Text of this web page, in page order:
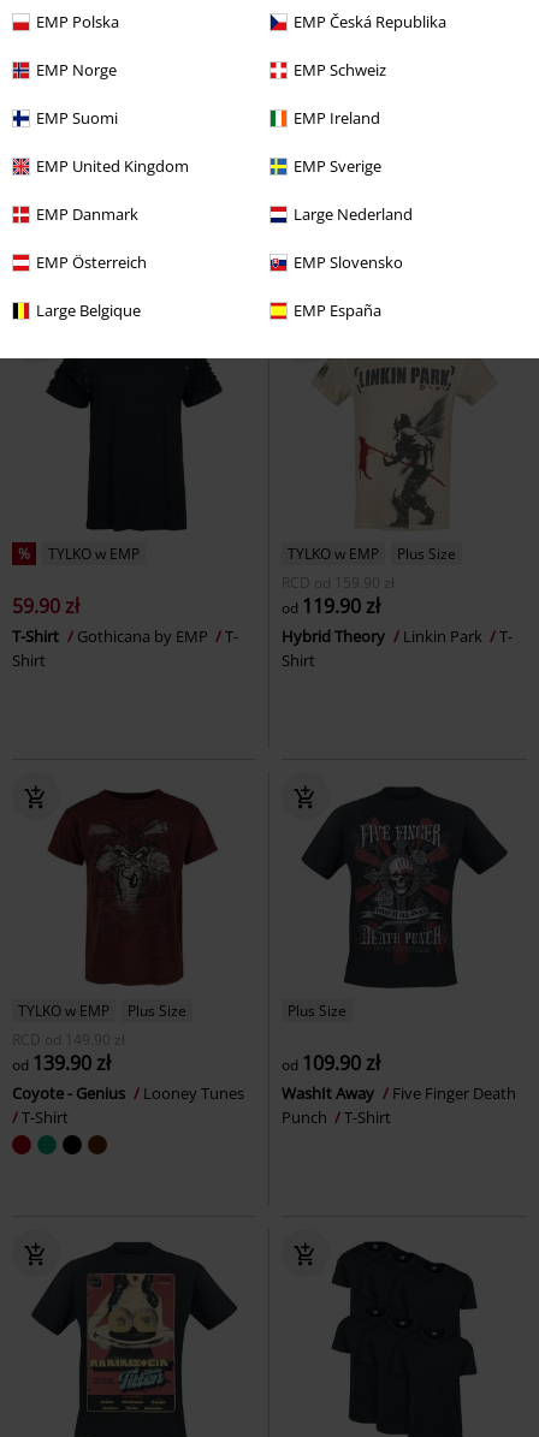
EMP Polska EMP Česká Republika
EMP Norge EMP Schweiz
EMP Suomi EMP Ireland
EMP United Kingdom EMP Sverige
EMP Danmark Large Nederland
EMP Österreich EMP Slovensko
Large Belgique EMP España
RCD 139.90 zł
T-shirt with Dream Catcher Print
Gothicana by EMP
Volume Logo
Shirt
% TYLKO w EMP
59.90 zł
T-Shirt Gothicana by EMP
T-
Shirt
TYLKO w EMP
Plus Size
RCD
od 159.90 zł
od 119.90 zł
Hybrid Theory Linkin Park
T-
Shirt
TYLKO w EMP
Plus Size
RCD
od 149.90 zł
od 139.90 zł
Coyote - Genius
Looney Tunes
T-Shirt
Plus Size
od 109.90 zł
WashIt Away
Five Finger Death
Punch
T-Shirt